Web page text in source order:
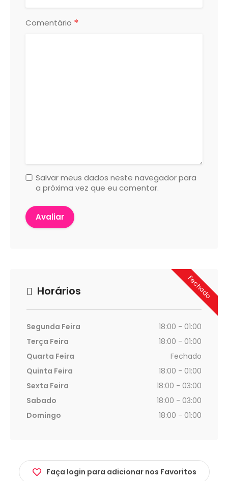
Comentário *
Salvar meus dados neste navegador para
a próxima vez que eu comentar.
Fechado
Horários
Segunda Feira
18:00 - 01:00
Terça Feira
18:00 - 01:00
Quarta Feira
Fechado
Quinta Feira
18:00 - 01:00
Sexta Feira
18:00 - 03:00
Sabado
18:00 - 03:00
Domingo
18:00 - 01:00
Faça login para adicionar nos Favoritos